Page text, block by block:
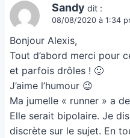
Sandy dit :
08/08/2020 à 1:34
Bonjour Alexis,
Tout d’abord merci pour
et parfois drôles ! 🙂
J’aime l’humour 😉
Ma jumelle « runner » a
Elle serait bipolaire. Je
discrète sur le sujet. En